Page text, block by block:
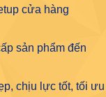
cửa hàng
sản phẩm đến
chịu lực tốt, tối ưu